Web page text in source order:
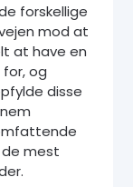
forskellige
mod at
at have en
og
disse
de mest